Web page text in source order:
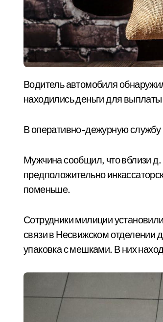
Водитель автомобиля обнаружил на дороге в Несвижском районе мешок, в котором
находились деньги для
В оперативно-дежурную
Мужчина сообщил, что вблизи
предположительно
поменьше.
Сотрудники милиции
связи в Несвижском отделении
упаковка с мешками. В них